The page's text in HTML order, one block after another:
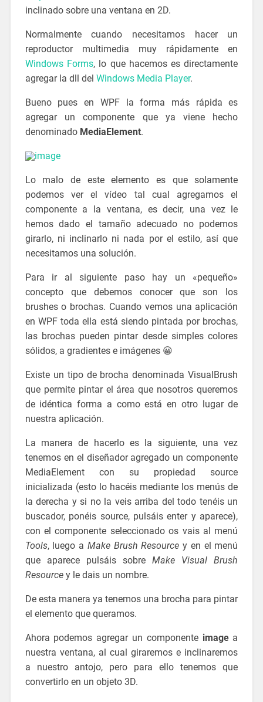
inclinado sobre una ventana en 2D.
Normalmente cuando necesitamos hacer un
reproductor multimedia muy rápidamente en
Windows Forms, lo que hacemos es directamente
agregar la dll del Windows Media Player.
Bueno pues en WPF la forma más rápida es
agregar un componente que ya viene hecho
denominado MediaElement.
Lo malo de este elemento es que solamente
podemos ver el vídeo tal cual agregamos el
componente a la ventana, es decir, una vez le
hemos dado el tamaño adecuado no podemos
girarlo, ni inclinarlo ni nada por el estilo, así que
necesitamos una solución.
Para ir al siguiente paso hay un «pequeño»
concepto que debemos conocer que son los
brushes o brochas. Cuando vemos una aplicación
en WPF toda ella está siendo pintada por brochas,
las brochas pueden pintar desde simples colores
sólidos, a gradientes e imágenes 😀
Existe un tipo de brocha denominada VisualBrush
que permite pintar el área que nosotros queremos
de idéntica forma a como está en otro lugar de
nuestra aplicación.
La manera de hacerlo es la siguiente, una vez
tenemos en el diseñador agregado un componente
MediaElement con su propiedad source
inicializada (esto lo hacéis mediante los menús de
la derecha y si no la veis arriba del todo tenéis un
buscador, ponéis source, pulsáis enter y aparece),
con el componente seleccionado os vais al menú
Tools, luego a Make Brush Resource y en el menú
que aparece pulsáis sobreMake Visual Brush
Resource y le dais un nombre.
De esta manera ya tenemos una brocha para pintar
el elemento que queramos.
Ahora podemos agregar un componente imagea
nuestra ventana, al cual giraremos e inclinaremos
a nuestro antojo, pero para ello tenemos que
convertirlo en un objeto 3D.